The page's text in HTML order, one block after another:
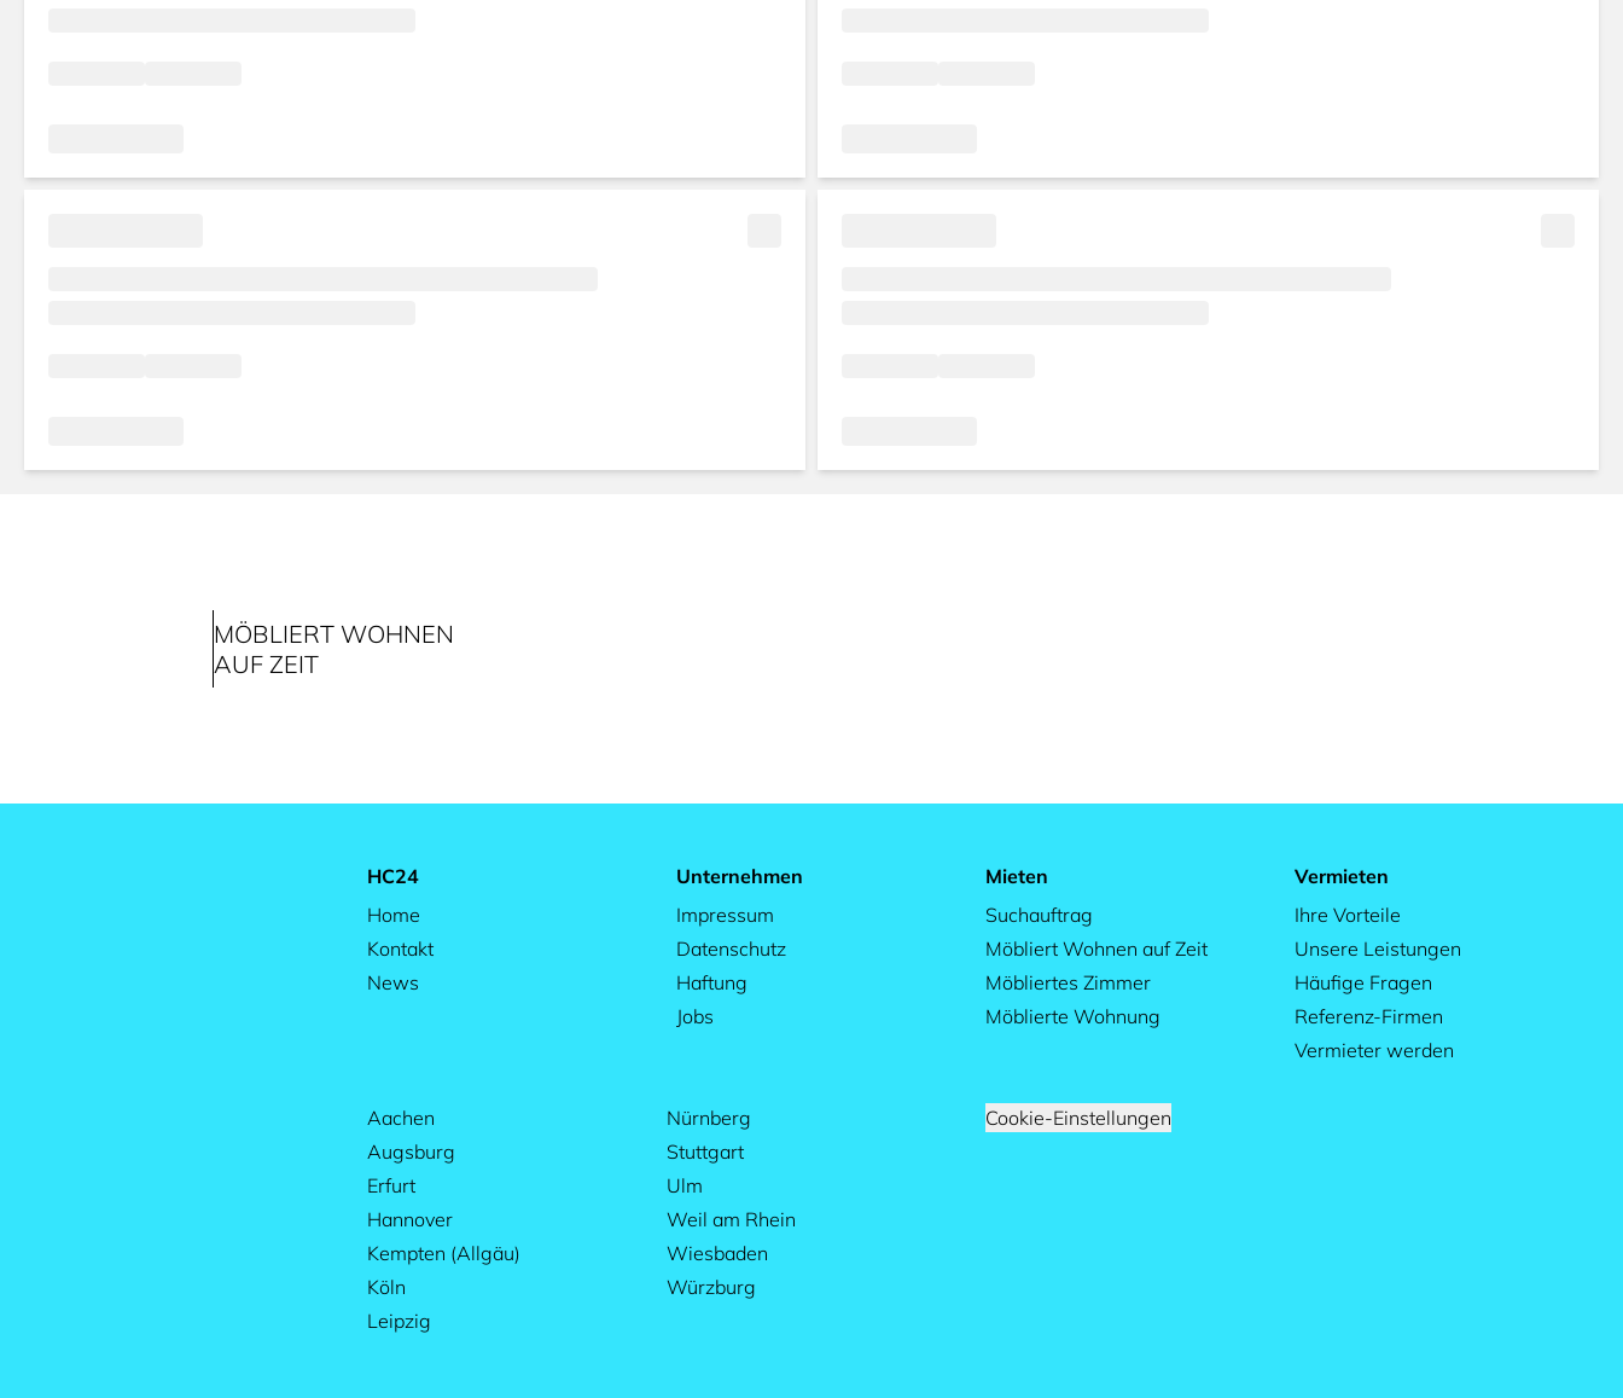
MÖBLIERT WOHNEN
AUF ZEIT
HC24
Home
Kontakt
News
Unternehmen
Impressum
Datenschutz
Haftung
Jobs
Mieten
Suchauftrag
Möbliert Wohnen auf Zeit
Möbliertes Zimmer
Möblierte Wohnung
Vermieten
Ihre Vorteile
Unsere Leistungen
Häufige Fragen
Referenz-Firmen
Vermieter werden
Aachen
Augsburg
Erfurt
Hannover
Kempten (Allgäu)
Köln
Leipzig
Nürnberg
Stuttgart
Ulm
Weil am Rhein
Wiesbaden
Würzburg
Cookie-Einstellungen